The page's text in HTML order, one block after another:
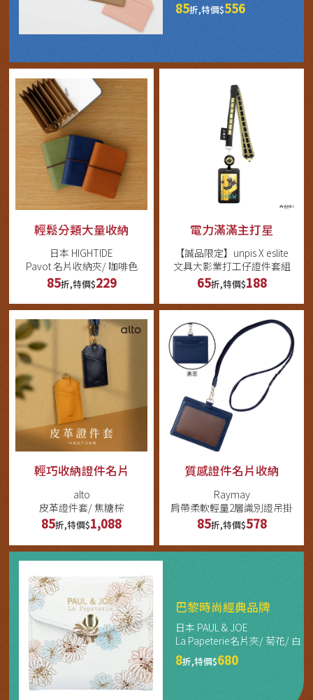
85折,特價$556
輕鬆分類大量收納
日本 HIGHTIDE
Pavot 名片收納夾/ 咖啡色
85折,特價$229
電力滿滿主打星
【誠品限定】unpis X eslite
文具大影業打工仔證件套組
65折,特價$188
輕巧收納證件名片
alto
皮革證件套/ 焦糖棕
85折,特價$1,088
質感證件名片收納
Raymay
肩帶柔軟輕量2層識別證吊掛
85折,特價$578
巴黎時尚經典品牌
日本 PAUL & JOE
La Papeterie名片夾/ 菊花/ 白
8折,特價$680